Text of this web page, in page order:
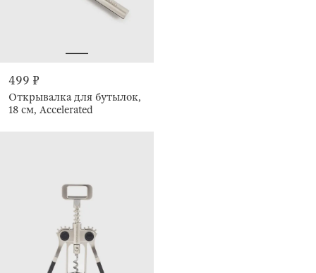
499 ₽
Открывалка для бутылок,
18 см, Accelerated